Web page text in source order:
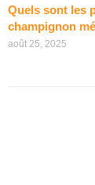
Quels sont les
champignon
août 25, 2025